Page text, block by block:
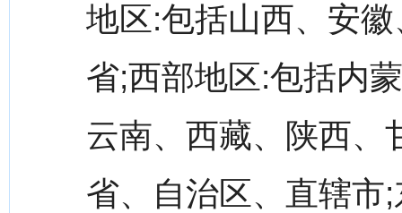
地区:包括山西、安
省;西部地区:包括内
云南、西藏、陕西、
省、自治区、直辖市